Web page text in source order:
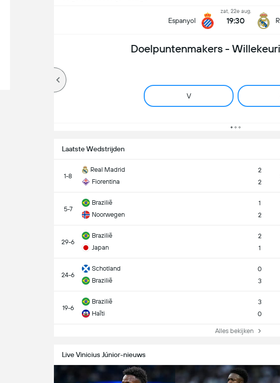
Espanyol
zat, 22e aug.
19:30
Doelpuntenmakers -
V
Laatste Wedstrijden
1-8
Real Madrid
Fiorentina
2
2
5-7
Brazilië
Noorwegen
1
2
29-6
Brazilië
Japan
2
1
24-6
Schotland
Brazilië
0
3
19-6
Brazilië
Haïti
3
0
Alles bekijken
Live Vinicius Júnior-nieuws